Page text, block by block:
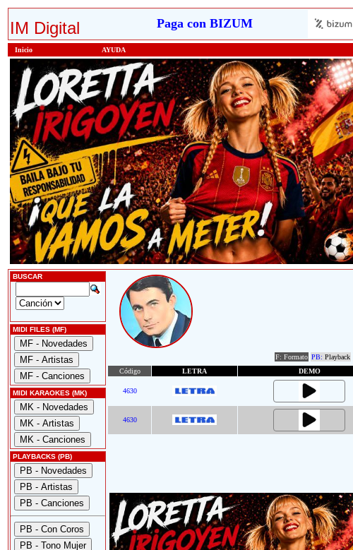
IM Digital Paga con BIZUM
Inicio AYUDA
BUSCAR
MIDI FILES (MF)
MIDI KARAOKES (MK)
PLAYBACKS (PB)
F: Formato PB: Playback
Código
LETRA DEMO
4630
4630